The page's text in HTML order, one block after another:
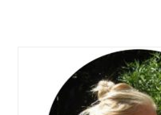
navigation